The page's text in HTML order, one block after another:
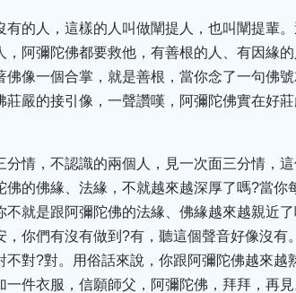
有的人，這樣的人叫做闡提人，也叫闡提輩
阿彌陀佛都要救他，有善根的人、有因緣
像一個合掌，就是善根，當你念了一句佛
嚴的接引像，一聲讚嘆，阿彌陀佛實在好
分情，不認識的兩個人，見一次面三分情，
佛的佛緣、法緣，不就越來越深厚了嗎?當
就是跟阿彌陀佛的法緣、佛緣越來越親近
，你們有沒有做到?有，聽這個聲音好像沒
不對?對。用俗話來說，你跟阿彌陀佛越來
件衣服，信願師父，阿彌陀佛，拜拜，再